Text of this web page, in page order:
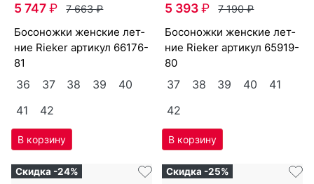
5 747₽ 7 663₽
бо­сонож­ки женс­кие лет­
ние Ri­eker артикул 66176-
81
36 37 38 39
40
41
42
5 393₽ 7 190₽
бо­сонож­ки женс­кие лет­
ние Ri­eker артикул 65919-
80
37 38 39 40
41
42
Скидка -24% Скидка -25%